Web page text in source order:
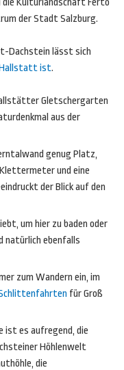
die Kulturlandschaft Fertö
der Stadt Salzburg.
Dachstein lässt sich
Hallstatt ist.
Gletschergarten
aus der
genug Platz,
und eine
der Blick auf den
um hier zu baden oder
natürlich ebenfalls
zum Wandern ein, im
für Groß
ist es aufregend, die
Höhlenwelt
die